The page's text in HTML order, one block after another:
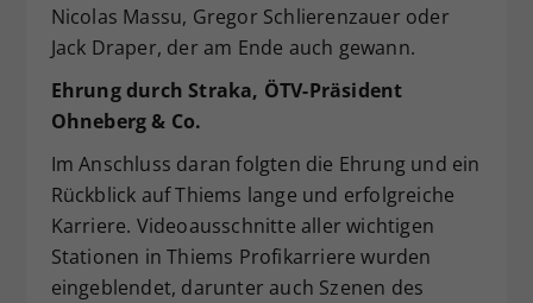
Nicolas Massu, Gregor Schlierenzauer oder
Jack Draper, der am Ende auch gewann.
Ehrung durch Straka, ÖTV-Präsident
Ohneberg & Co.
Im Anschluss daran folgten die Ehrung und ein
Rückblick auf Thiems lange und erfolgreiche
Karriere. Videoausschnitte aller wichtigen
Stationen in Thiems Profikarriere wurden
eingeblendet, darunter auch Szenen des